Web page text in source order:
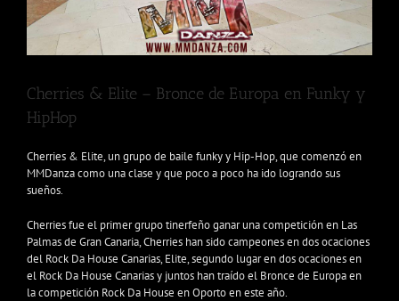
Cherries & Elite – Bronce de Europa en Funky y
HipHop
Cherries & Elite, un grupo de baile funky y Hip-Hop, que comenzó en
MMDanza como una clase y que poco a poco ha ido logrando sus
sueños.
Cherries fue el primer grupo tinerfeño ganar una competición en Las
Palmas de Gran Canaria, Cherries han sido campeones en dos ocaciones
del Rock Da House Canarias, Elite, segundo lugar en dos ocaciones en
el Rock Da House Canarias y juntos han traído el Bronce de Europa en
la competición Rock Da House en Oporto en este año.